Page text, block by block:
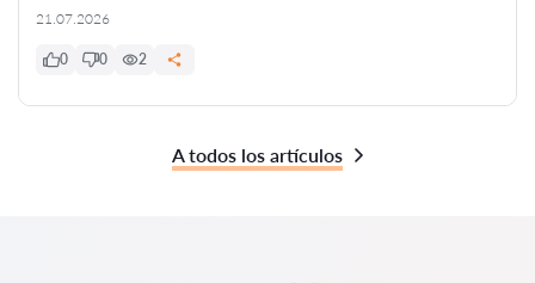
21.07.2026
0 0 2
A todos los artículos